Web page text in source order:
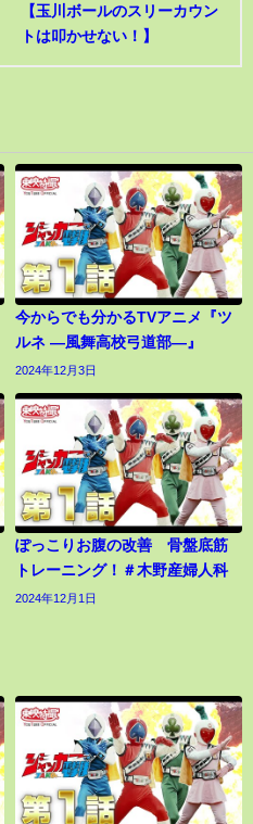
【玉川ボールのスリーカウン
トは叩かせない！】
今からでも分かるTVアニメ『ツ
ルネ ―風舞高校弓道部―』
2024年12月3日
ぽっこりお腹の改善 骨盤底筋
トレーニング！＃木野産婦人科
2024年12月1日